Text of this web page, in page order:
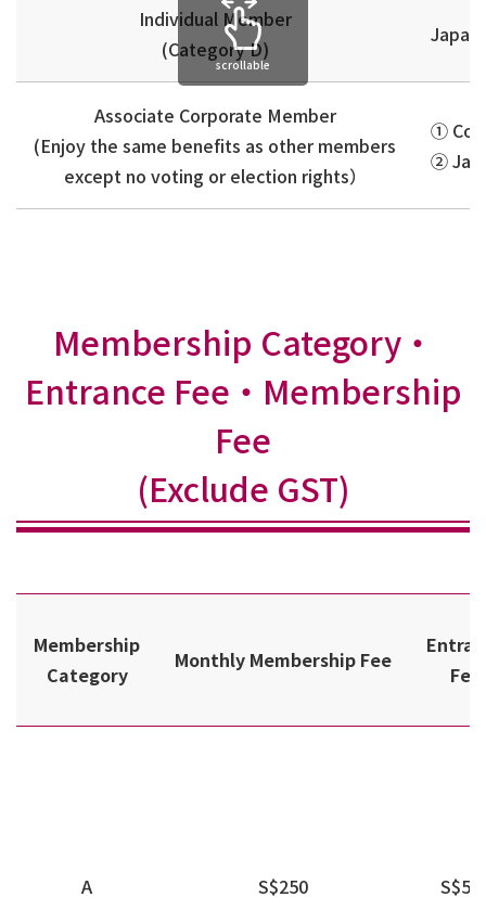
Individual Member
(Category D)
Associate Corporate Member
(Enjoy the same benefits as other members
except no voting or election rights）
①
②
scrollable
Membership Category・
Entrance Fee・Membership
Fee
(Exclude GST)
Membership
Category
Monthly Membership Fee
Fee
A S$250